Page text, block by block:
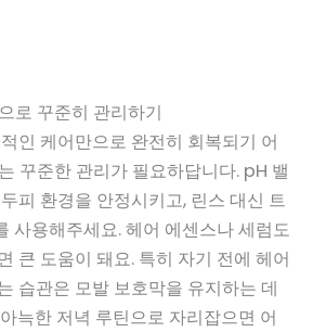
로 꾸준히 관리하기
인 케어만으로 완전히 회복되기 어
꾸준한 관리가 필요하답니다. pH 밸
피 환경을 안정시키고, 린스 대신 트
사용해주세요. 헤어 에센스나 세럼도
큰 도움이 돼요. 특히 자기 전에 헤어
습관은 모발 보호막을 유지하는 데
늑한 저녁 루틴으로 자리잡으면 어